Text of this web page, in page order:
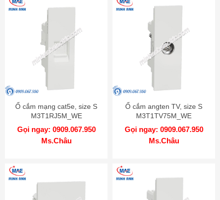
Ổ cắm mạng cat5e, size S
M3T1RJ5M_WE
Gọi ngay: 0909.067.950
Ms.Châu
Ổ cắm angten TV, size S
M3T1TV75M_WE
Gọi ngay: 0909.067.950
Ms.Châu